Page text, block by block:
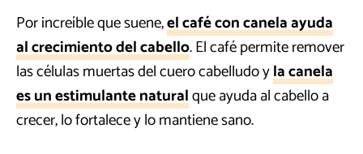
Por increíble que suene,el café con canela ayuda
al crecimiento del cabello. El café permite remover
las células muertas del cuero cabelludo yla canela
es un estimulante naturalque ayuda al cabello a
crecer, lo fortalece y lo mantiene sano.